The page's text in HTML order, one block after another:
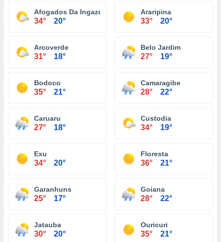
Afogados Da Ingazeira
34° 20°
Araripina
33° 20°
Arcoverde
31° 18°
Belo Jardim
27° 19°
Bodoco
35° 21°
Camaragibe
28° 22°
Caruaru
27° 18°
Custodia
34° 19°
Exu
34° 20°
Floresta
36° 21°
Garanhuns
25° 17°
Goiana
28° 22°
Jatauba
30° 20°
Ouricuri
35° 21°